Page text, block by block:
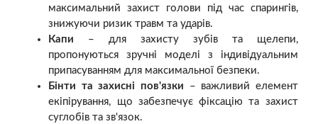
максимальний захист голови під час спарингів,
знижуючи ризик травм та ударів.
Капи – для захисту зубів та щелепи,
пропонуються зручні моделі з індивідуальним
припасуванням для максимальної безпеки.
Бінти та захисні пов'язки – важливий елемент
екіпірування, що забезпечує фіксацію та захист
суглобів та зв'язок.